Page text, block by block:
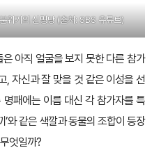
위기의 신명당 (출처: SBS 유튜브)
은 아직 얼굴을 보지 못한 다른 참가
, 자신과 잘 맞을 것 같은 이성을 선
패에는 이름 대신 각 참가자를 특
’와 같은 색깔과 동물의 조합이 등장
엇일까?